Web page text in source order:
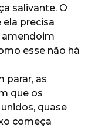
salivante. O
ela precisa
amendoim
esse não há
parar, as
que os
quase
começa